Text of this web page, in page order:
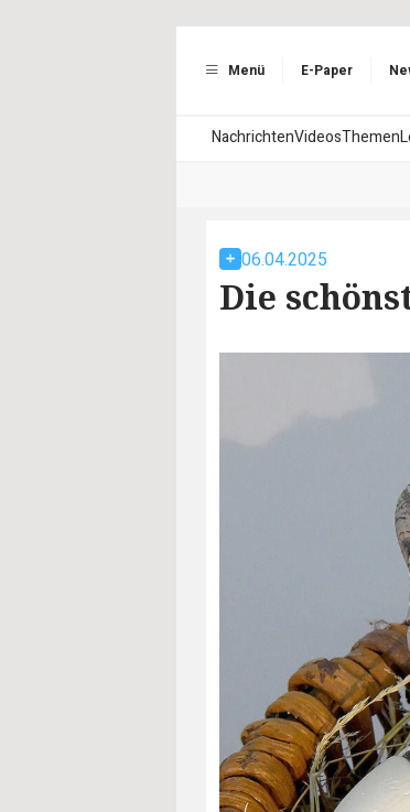
Menü E-Paper
NachrichtenVideosThemen
06.04.2025
Die